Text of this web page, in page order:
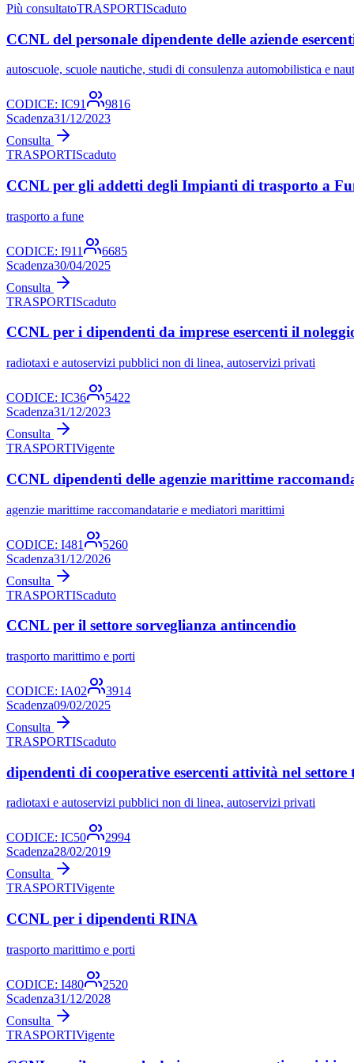
Più consultatoTRASPORTIScaduto
CCNL del personale dipendente delle aziende
autoscuole, scuole nautiche, studi di consulenza automobilistica e
CODICE: IC91
9816
Scadenza31/12/2023
Consulta
TRASPORTIScaduto
CCNL per gli addetti degli Impianti di trasporto a
trasporto a fune
CODICE: I911
6685
Scadenza30/04/2025
Consulta
TRASPORTIScaduto
CCNL per i dipendenti da imprese esercenti il
radiotaxi e autoservizi pubblici non di linea, autoservizi privati
CODICE: IC36
5422
Scadenza31/12/2023
Consulta
TRASPORTIVigente
CCNL dipendenti delle agenzie marittime
agenzie marittime raccomandatarie e mediatori marittimi
CODICE: I481
5260
Scadenza31/12/2026
Consulta
TRASPORTIScaduto
CCNL per il settore sorveglianza antincendio
trasporto marittimo e porti
CODICE: IA02
3914
Scadenza09/02/2025
Consulta
TRASPORTIScaduto
dipendenti di cooperative esercenti attività nel
radiotaxi e autoservizi pubblici non di linea, autoservizi privati
CODICE: IC50
2994
Scadenza28/02/2019
Consulta
TRASPORTIVigente
CCNL per i dipendenti RINA
trasporto marittimo e porti
CODICE: I480
2520
Scadenza31/12/2028
Consulta
TRASPORTIVigente